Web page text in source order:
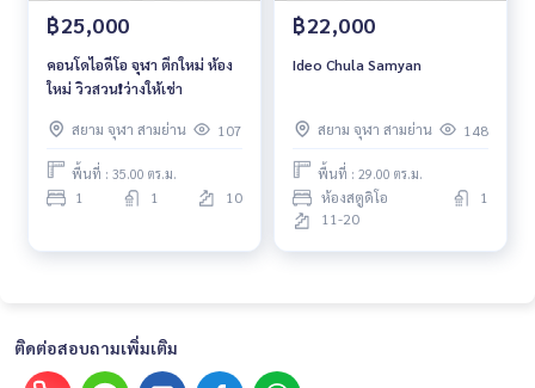
฿25,000
คอนโดไอดีโอ จุฬา ตึกใหม่ ห้อง
ใหม่ วิวสวน❗️ว่างให้เช่า
สยาม จุฬา สามย่าน 107
พื้นที่ : 35.00 ตร.ม.
1 1 10
฿22,000
Ideo Chula Samyan
สยาม จุฬา สามย่าน 148
พื้นที่ : 29.00 ตร.ม.
ห้องสตูดิโอ
1
11-20
ติดต่อสอบถามเพิ่มเติม